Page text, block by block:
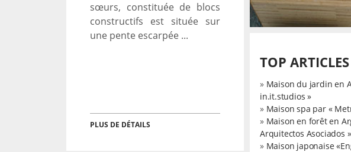
sœurs, constituée de blocs
constructifs est située sur
une pente escarpée ...
PLUS DE DÉTAILS
TOP ARTICLES
» Maison du jardin en
in.it.studios »
» Maison spa par «
» Maison en forêt en
Arquitectos Asociados »
» Maison japonaise